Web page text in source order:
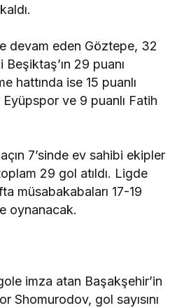
devam eden Göztepe, 32
Beşiktaş’ın 29 puanı
hattında ise 15 puanlı
Eyüpspor ve 9 puanlı Fatih
7’sinde ev sahibi ekipler
29 gol atıldı. Ligde
müsabakabaları 17-19
oynanacak.
imza atan Başakşehir’in
Shomurodov, gol sayısını